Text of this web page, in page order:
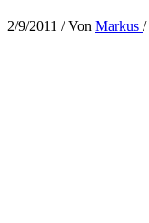
2/9/2011 / Von Markus /